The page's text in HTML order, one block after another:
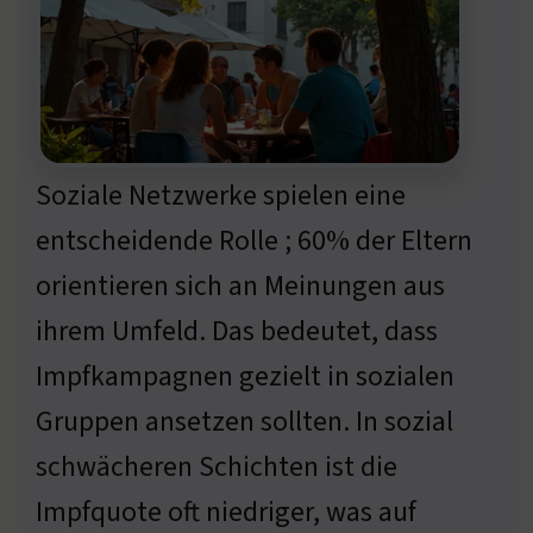
Soziale Netzwerke spielen eine
entscheidende Rolle ; 60% der Eltern
orientieren sich an Meinungen aus
ihrem Umfeld. Das bedeutet, dass
Impfkampagnen gezielt in sozialen
Gruppen ansetzen sollten. In sozial
schwächeren Schichten ist die
Impfquote oft niedriger, was auf